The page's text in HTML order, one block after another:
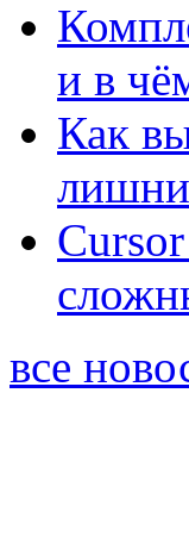
и в
Как
все